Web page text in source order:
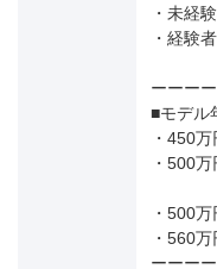
・未経
・経験
ーーー
■モデル
・450
・500
・500
・560
ーーー